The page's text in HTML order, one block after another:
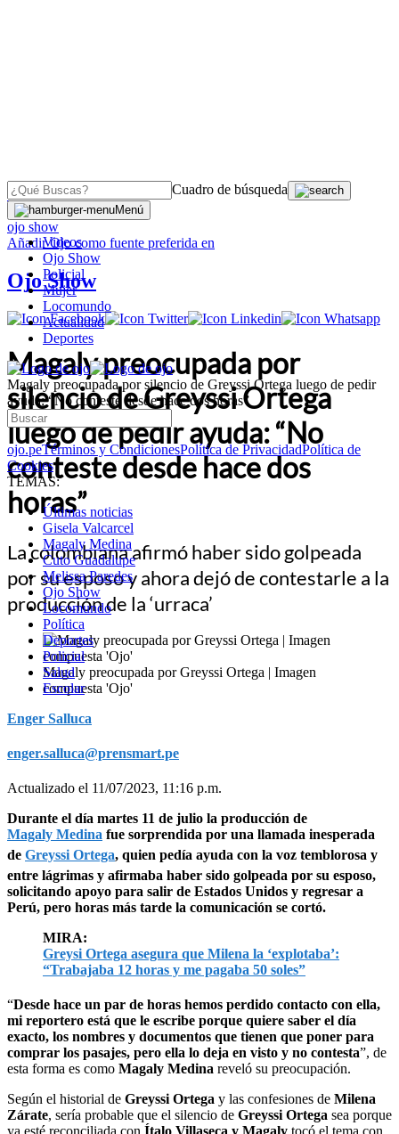
Cuadro de búsqueda
Menú
Videos
Ojo Show
Policial
Mujer
Locomundo
Actualidad
Deportes
Magaly preocupada por silencio de Greyssi Ortega luego de pedir
ayuda: “No conteste desde hace dos horas”
ojo.peTérminos y CondicionesPolítica de PrivacidadPolítica de
Cookies
TEMAS:
Últimas noticias
Gisela Valcarcel
Magaly Medina
Cuto Guadalupe
Melissa Paredes
Ojo Show
Locomundo
Política
Deportes
Policial
Salud
Escolar
OJO
ojo show
AñadirOjocomo fuente preferida en
Ojo Show
Magaly preocupada por
silencio de Greyssi Ortega
luego de pedir ayuda: “No
conteste desde hace dos
horas”
La colombiana afirmó haber sido golpeada
por su esposo y ahora dejó de contestarle a la
producción de la ‘urraca’
Magaly preocupada por Greyssi Ortega | Imagen
compuesta 'Ojo'
Enger Salluca
enger.salluca@prensmart.pe
Actualizado el 11/07/2023, 11:16 p.m.
Durante el día martes 11 de julio la producción de
Magaly Medina fue sorprendida por una llamada inesperada
de Greyssi Ortega, quien pedía ayuda con la voz temblorosa y
entre lágrimas y afirmaba haber sido golpeada por su esposo,
solicitando apoyo para salir de Estados Unidos y regresar a
Perú, pero horas más tarde la comunicación se cortó.
MIRA:
Greysi Ortega asegura que Milena la ‘explotaba’:
“Trabajaba 12 horas y me pagaba 50 soles”
“Desde hace un par de horas hemos perdido contacto con ella,
mi reportero está que le escribe porque quiere saber el día
exacto, los nombres y documentos que tienen que poner para
comprar los pasajes, pero ella lo deja en visto y no contesta”, de
esta forma es como Magaly Medina reveló su preocupación.
Según el historial de Greyssi Ortega y las confesiones de Milena
Zárate, sería probable que el silencio de Greyssi Ortega sea porque
ya esté reconciliada con Ítalo Villaseca y Magaly tocó el tema con